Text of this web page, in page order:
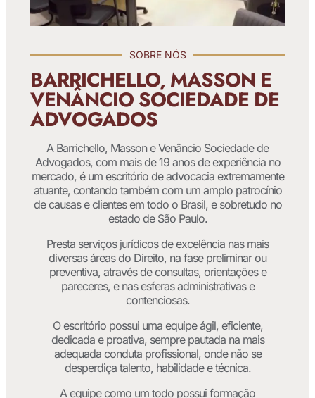
SOBRE NÓS
BARRICHELLO, MASSON E
VENÂNCIO SOCIEDADE DE
ADVOGADOS
A Barrichello, Masson e Venâncio Sociedade de
Advogados, com mais de 19 anos de experiência no
mercado, é um escritório de advocacia extremamente
atuante, contando também com um amplo patrocínio
de causas e clientes em todo o Brasil, e sobretudo no
estado de São Paulo.
Presta serviços jurídicos de excelência nas mais
diversas áreas do Direito, na fase preliminar ou
preventiva, através de consultas, orientações e
pareceres, e nas esferas administrativas e
contenciosas.
O escritório possui uma equipe ágil, eficiente,
dedicada e proativa, sempre pautada na mais
adequada conduta profissional, onde não se
desperdiça talento, habilidade e técnica.
A equipe como um todo possui formação